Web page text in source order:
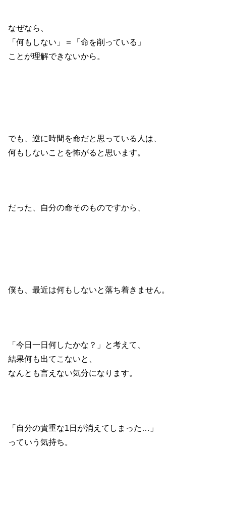
なぜなら、
「何もしない」＝「命を削っている」
ことが理解できないから。
でも、逆に時間を命だと思っている人は、
何もしないことを怖がると思います。
だった、自分の命そのものですから、
僕も、最近は何もしないと落ち着きません。
「今日一日何したかな？」と考えて、
結果何も出てこないと、
なんとも言えない気分になります。
「自分の貴重な1日が消えてしまった…」
っていう気持ち。